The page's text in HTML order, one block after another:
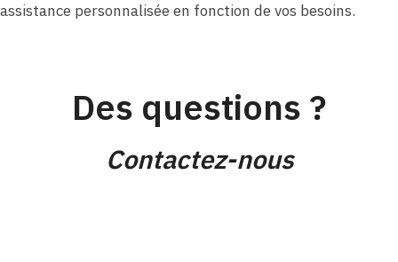
assistance personnalisée en fonction de vos besoins.
Des questions ?
Contactez-nous